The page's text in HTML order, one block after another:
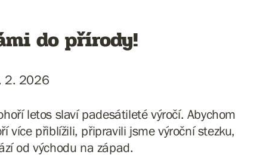
do přírody!
2. 2026
letos slaví padesátileté výročí. Abychom
více přiblížili, připravili jsme výroční stezku,
od východu na západ.